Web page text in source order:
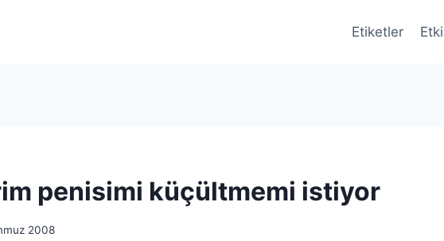
Etiketler
penisimi küçültmemi istiyor
2008